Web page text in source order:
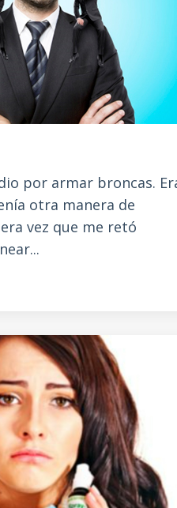
por armar broncas.
otra manera de
vez que me retó